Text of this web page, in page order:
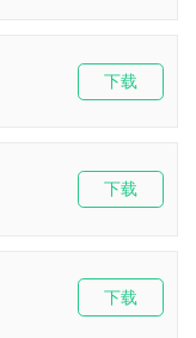
下载
下载
下载